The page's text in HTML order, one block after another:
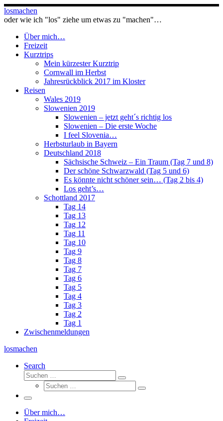
Zum
Inhalt
losmachen
oder wie ich "los" ziehe um etwas zu "machen"…
Über mich…
Freizeit
Kurztrips
Mein kürzester Kurztrip
Cornwall im Herbst
Jahresrückblick 2017 im Kloster
Reisen
Wales 2019
Slowenien 2019
Slowenien – jetzt geht´s richtig los
Slowenien – Die erste Woche
I feel Slovenia…
Herbsturlaub in Bayern
Deutschland 2018
Sächsische Schweiz – Ein Traum (Tag 7 und 8)
Der schöne Schwarzwald (Tag 5 und 6)
Es könnte nicht schöner sein… (Tag 2 bis 4)
Los geht’s…
Schottland 2017
Tag 14
Tag 13
Tag 12
Tag 11
Tag 10
Tag 9
Tag 8
Tag 7
Tag 6
Tag 5
Tag 4
Tag 3
Tag 2
Tag 1
Zwischenmeldungen
losmachen
Search
Suche
Suchen
Suche
Suchen
Menü
Über mich…